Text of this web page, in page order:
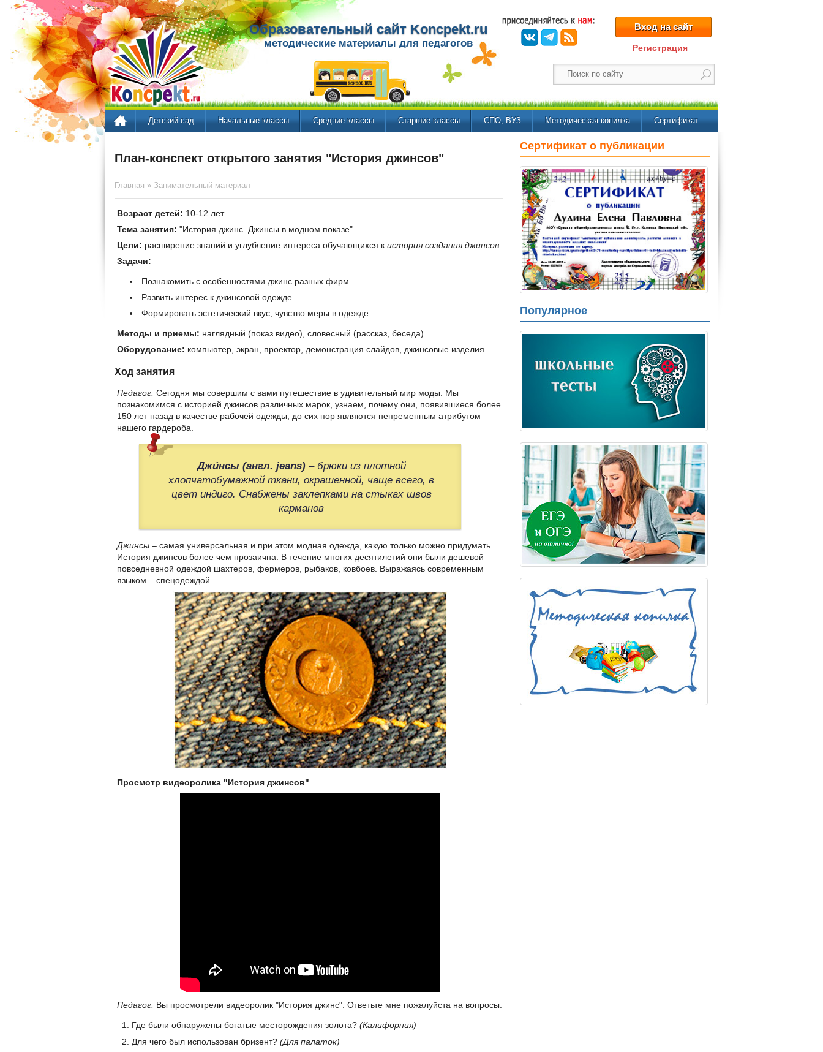
Образовательный сайт Koncpekt.ru
методические материалы для педагогов
Вход на сайт
Регистрация
Детский сад Начальные классы Средние классы Старшие классы СПО, ВУЗ Методическая копилка Сертификат
План-конспект открытого занятия "История джинсов"
Главная » Занимательный материал
Возраст детей: 10-12 лет.
Тема занятия: "История джинс. Джинсы в модном показе"
Цели: расширение знаний и углубление интереса обучающихся к история создания джинсов.
Задачи:
Познакомить с особенностями джинс разных фирм.
Развить интерес к джинсовой одежде.
Формировать эстетический вкус, чувство меры в одежде.
Методы и приемы: наглядный (показ видео), словесный (рассказ, беседа).
Оборудование: компьютер, экран, проектор, демонстрация слайдов, джинсовые изделия.
Ход занятия
Педагог: Сегодня мы совершим с вами путешествие в удивительный мир моды. Мы
познакомимся с историей джинсов различных марок, узнаем, почему они, появившиеся более
150 лет назад в качестве рабочей одежды, до сих пор являются непременным атрибутом
нашего гардероба.
Джи́нсы (англ. jeans)– брюки из плотной
хлопчатобумажной ткани, окрашенной, чаще всего, в
цвет индиго. Снабжены заклепками на стыках швов
карманов
Джинсы – самая универсальная и при этом модная одежда, какую только можно придумать.
История джинсов более чем прозаична. В течение многих десятилетий они были дешевой
повседневной одеждой шахтеров, фермеров, рыбаков, ковбоев. Выражаясь современным
языком – спецодеждой.
Просмотр видеоролика "История джинсов"
Педагог: Вы просмотрели видеоролик "История джинс". Ответьте мне пожалуйста на вопросы.
Где были обнаружены богатые месторождения золота? (Калифорния)
Для чего был использован бризент? (Для палаток)
Сертификат о публикации
Популярное